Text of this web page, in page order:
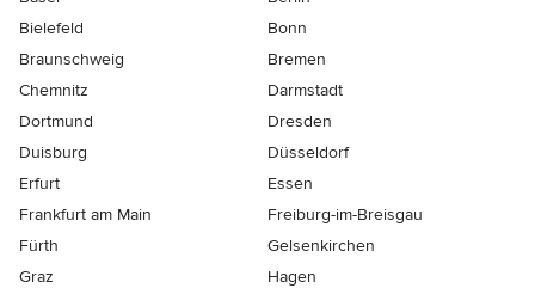
Bielefeld
Bonn
Braunschweig
Bremen
Chemnitz
Darmstadt
Dortmund
Dresden
Duisburg
Düsseldorf
Erfurt
Essen
Frankfurt am Main
Freiburg-im-Breisgau
Fürth
Gelsenkirchen
Graz
Hagen